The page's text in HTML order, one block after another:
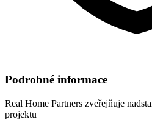
Podrobné informace
Real Home Partners zveřejňuje
projektu